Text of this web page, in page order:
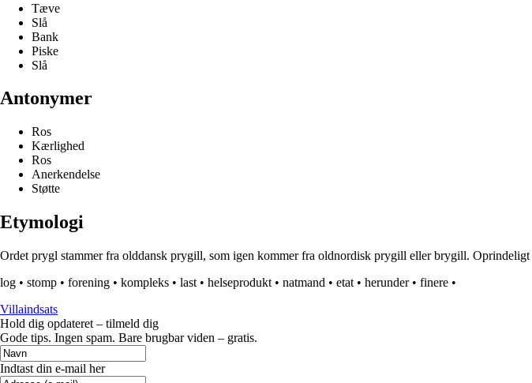
Tæve
Slå
Bank
Piske
Slå
Antonymer
Ros
Kærlighed
Ros
Anerkendelse
Støtte
Etymologi
Ordet prygl stammer fra olddansk prygill, som igen kommer fra oldnordisk prygill eller brygill.
log • stomp • forening • kompleks • last • helseprodukt • natmand • etat • herunder• finere •
Villaindsats
Hold dig opdateret – tilmeld dig
Gode tips. Ingen spam. Bare brugbar viden – gratis.
Indtast din e-mail her